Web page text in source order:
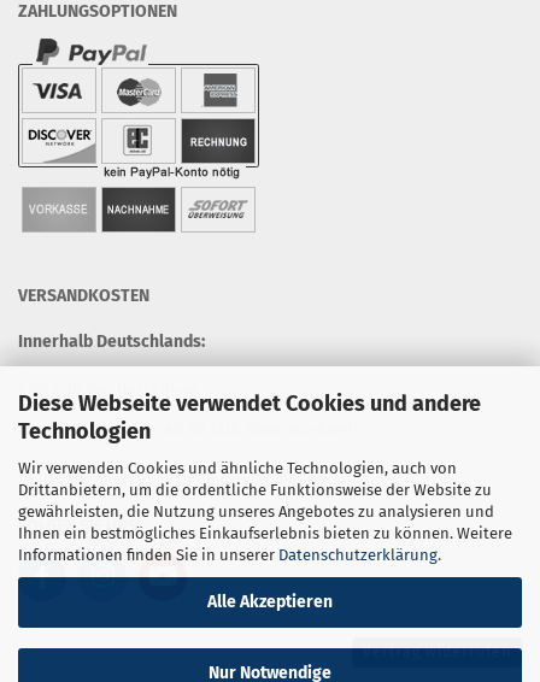
Diese Webseite verwendet Cookies und andere
Technologien
Wir verwenden Cookies und ähnliche Technologien, auch von
Drittanbietern, um die ordentliche Funktionsweise der Website zu
gewährleisten, die Nutzung unseres Angebotes zu analysieren und
Ihnen ein bestmögliches Einkaufserlebnis bieten zu können. Weitere
Informationen finden Sie in unserer Datenschutzerklärung.
Alle Akzeptieren
Nur Notwendige
ZAHLUNGSOPTIONEN
VERSANDKOSTEN
Innerhalb Deutschlands:
4,90 EUR pro Bestellung
Versandkostenfrei ab 50 EUR Warenkorbwert
Versandkosten außerhalb Deutschlands
FOLGEN SIE UNS
Vertrag widerrufen